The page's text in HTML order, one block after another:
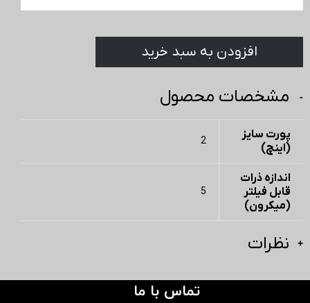
افزودن به سبد خرید
مشخصات محصول
پورت سایز
(اینچ)
2
اندازه ذرات
قابل فیلتر
(میکرون)
5
نظرات
تماس با ما